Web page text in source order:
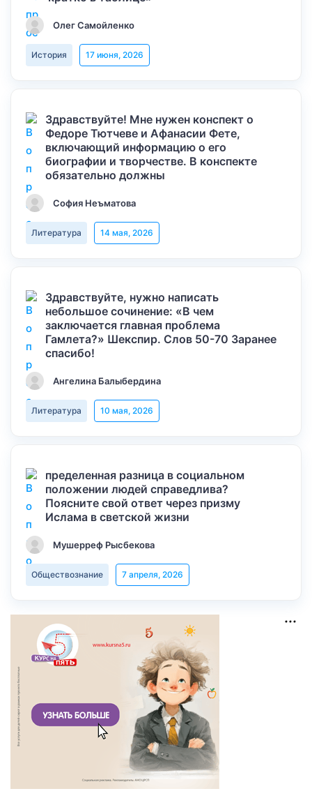
Олег Самойленко
История 17 июня, 2026
Здравствуйте! Мне нужен конспект о
Федоре Тютчеве и Афанасии Фете,
включающий информацию о его
биографии и творчестве. В конспекте
обязательно должны
София Неъматова
Литература 14 мая, 2026
Здравствуйте, нужно написать
небольшое сочинение: «В чем
заключается главная проблема
Гамлета?» Шекспир. Слов 50-70 Заранее
спасибо!
Ангелина Балыбердина
Литература 10 мая, 2026
пределенная разница в социальном
положении людей справедлива?
Поясните свой ответ через призму
Ислама в светской жизни
Мушерреф Рысбекова
Обществознание 7 апреля, 2026